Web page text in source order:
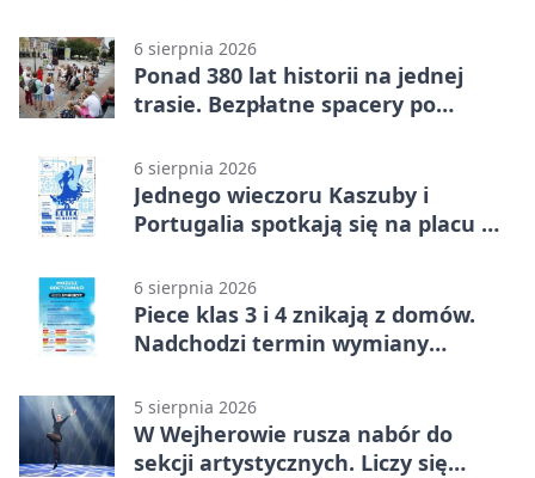
6 sierpnia 2026
Ponad 380 lat historii na jednej
trasie. Bezpłatne spacery po
6 sierpnia 2026
Jednego wieczoru Kaszuby i
Portugalia spotkają się na placu w
6 sierpnia 2026
Piece klas 3 i 4 znikają z domów.
Nadchodzi termin wymiany
5 sierpnia 2026
W Wejherowie rusza nabór do
sekcji artystycznych. Liczy się